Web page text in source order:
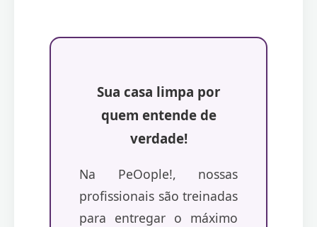
Sua casa limpa por
quem entende de
verdade!
Na PeOople!, nossas
profissionais são treinadas
para entregar o máximo